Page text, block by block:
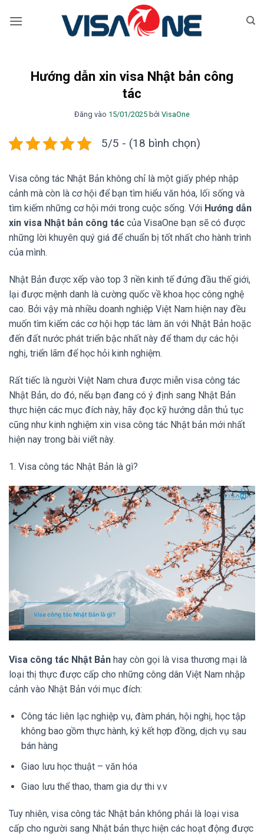
qua
Hướng dẫn xin visa Nhật bản công
tác
Đăng vào 15/01/2025 bởi VisaOne
5/5 - (18 bình chọn)
Visa công tác Nhật Bản không chỉ là một giấy phép nhập
cảnh mà còn là cơ hội để bạn tìm hiểu văn hóa, lối sống và
tìm kiếm những cơ hội mới trong cuộc sống. Với Hướng dẫn
xin visa Nhật bản công tác của VisaOne bạn sẽ có được
những lời khuyên quý giá để chuẩn bị tốt nhất cho hành trình
của mình.
Nhật Bản được xếp vào top 3 nền kinh tế đứng đầu thế giới,
lại được mệnh danh là cường quốc về khoa học công nghệ
cao. Bởi vậy mà nhiều doanh nghiệp Việt Nam hiện nay đều
muốn tìm kiếm các cơ hội hợp tác làm ăn với Nhật Bản hoặc
đến đất nước phát triển bậc nhất này để tham dự các hội
nghị, triển lãm để học hỏi kinh nghiệm.
Rất tiếc là người Việt Nam chưa được miễn visa công tác
Nhật Bản, do đó, nếu bạn đang có ý định sang Nhật Bản
thực hiện các mục đích này, hãy đọc kỹ hướng dẫn thủ tục
cũng như kinh nghiệm xin visa công tác Nhật bản mới nhất
hiện nay trong bài viết này.
1. Visa công tác Nhật Bản là gì?
Visa công tác Nhật Bản hay còn gọi là visa thương mại là
loại thị thực được cấp cho những công dân Việt Nam nhập
cảnh vào Nhật Bản với mục đích:
Công tác liên lạc nghiệp vụ, đàm phán, hội nghị, học tập
không bao gồm thực hành, ký kết hợp đồng, dịch vụ sau
bán hàng
Giao lưu học thuật – văn hóa
Giao lưu thể thao, tham gia dự thi v.v
Tuy nhiên, visa công tác Nhật bản không phải là loại visa
cấp cho người sang Nhật bản thực hiện các hoạt động được